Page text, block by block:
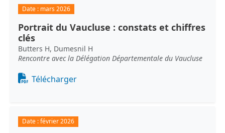
Date : mars 2026
Portrait du Vaucluse : constats et chiffres
clés
Butters H, Dumesnil H
Rencontre avec la Délégation Départementale du Vaucluse
Document
Télécharger
Date :février 2026